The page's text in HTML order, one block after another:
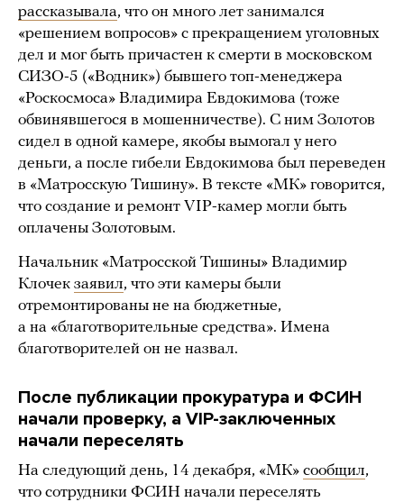
рассказывала, что он много лет занимался
«решением вопросов» с прекращением уголовных
дел и мог быть причастен к смерти в московском
СИЗО-5 («Водник») бывшего топ-менеджера
«Роскосмоса» Владимира Евдокимова (тоже
обвинявшегося в мошенничестве). С ним Золотов
сидел в одной камере, якобы вымогал у него
деньги, а после гибели Евдокимова был переведен
в «Матросскую Тишину». В тексте «МК» говорится,
что создание и ремонт VIP-камер могли быть
оплачены Золотовым.
Начальник «Матросской Тишины» Владимир
Клочек заявил, что эти камеры были
отремонтированы не на бюджетные,
а на «благотворительные средства». Имена
благотворителей он не назвал.
После публикации прокуратура и ФСИН
начали проверку, а VIP-заключенных
начали переселять
На следующий день, 14 декабря, «МК» сообщил,
что сотрудники ФСИН начали переселять